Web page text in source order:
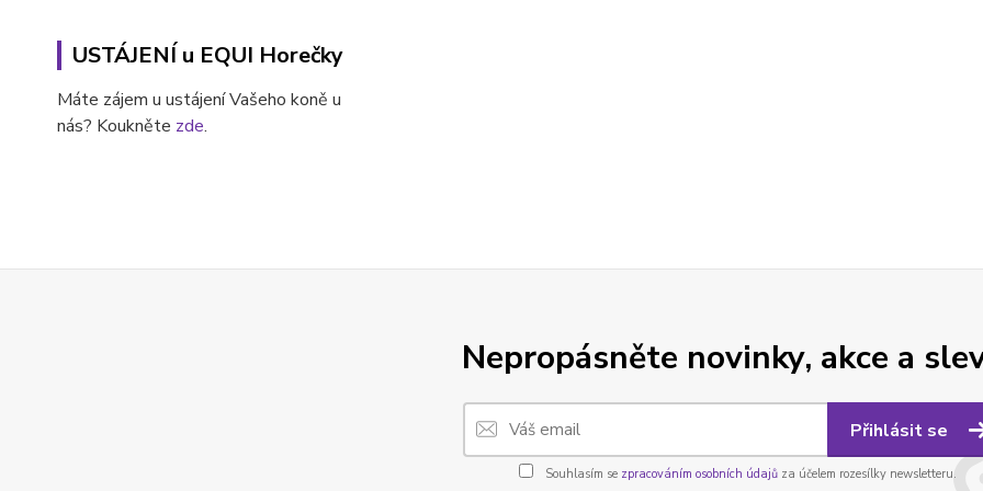
USTÁJENÍ u EQUI Horečky
Máte zájem u ustájení Vašeho koně u
nás? Koukněte zde.
Nepropásněte novinky, akce a
Přihlásit se
Souhlasím se zpracováním osobních údajůza účelem rozesílky newsletteru.